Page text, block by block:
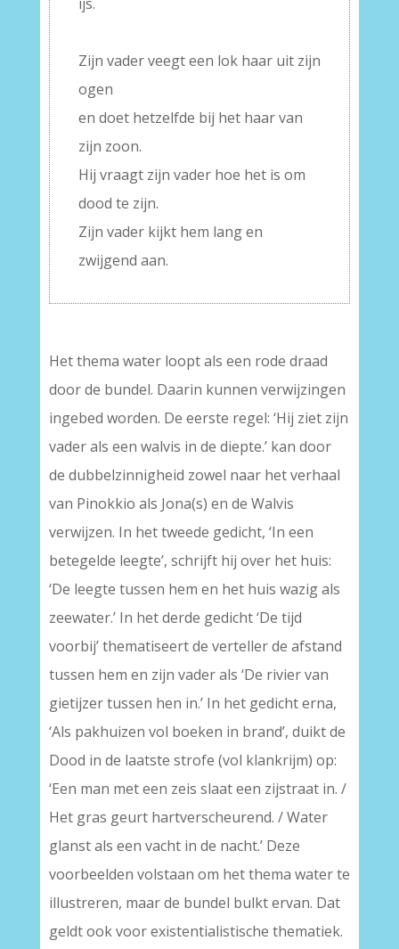
Zijn vader veegt een lok haar uit zijn
ogen
en doet hetzelfde bij het haar van
zijn zoon.
Hij vraagt zijn vader hoe het is om
dood te zijn.
Zijn vader kijkt hem lang en
zwijgend aan.
Het thema water loopt als een rode draad
door de bundel. Daarin kunnen verwijzingen
ingebed worden. De eerste regel: ‘Hij ziet zijn
vader als een walvis in de diepte.’ kan door
de dubbelzinnigheid zowel naar het verhaal
van Pinokkio als Jona(s) en de Walvis
verwijzen. In het tweede gedicht, ‘In een
betegelde leegte’, schrijft hij over het huis:
‘De leegte tussen hem en het huis wazig als
zeewater.’ In het derde gedicht ‘De tijd
voorbij’ thematiseert de verteller de afstand
tussen hem en zijn vader als ‘De rivier van
gietijzer tussen hen in.’ In het gedicht erna,
‘Als pakhuizen vol boeken in brand’, duikt de
Dood in de laatste strofe (vol klankrijm) op:
‘Een man met een zeis slaat een zijstraat in. /
Het gras geurt hartverscheurend. / Water
glanst als een vacht in de nacht.’ Deze
voorbeelden volstaan om het thema water te
illustreren, maar de bundel bulkt ervan. Dat
geldt ook voor existentialistische thematiek.